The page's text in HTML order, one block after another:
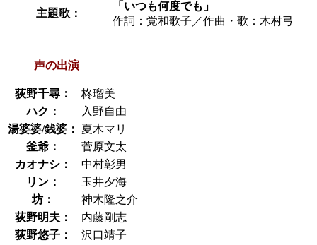
主題歌：
「いつも何度でも」
作詞：覚和歌子／作曲・歌：木村弓
声の出演
荻野千尋：
柊瑠美
ハク：
入野自由
湯婆婆/銭婆：
夏木マリ
釜爺：
菅原文太
カオナシ：
中村彰男
リン：
玉井夕海
坊：
神木隆之介
荻野明夫：
内藤剛志
荻野悠子：
沢口靖子